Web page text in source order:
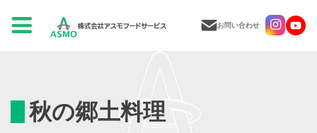
お問い合わせ
秋の郷土料理